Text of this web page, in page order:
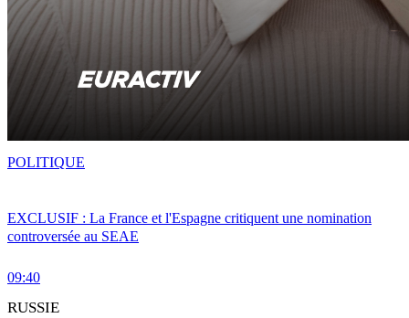
EXCLUSIF : La France et l'Espagne critiquent une nomination
controversée au SEAE
09:40
POLITIQUE
RUSSIE